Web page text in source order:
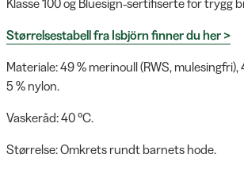
Størrelsestabell fra Isbjörn finner du her >
Materiale: 49 % merinoull (RWS, mulesingfri),
5 % nylon.
Vaskeråd: 40 °C.
Størrelse: Omkrets rundt barnets hode.